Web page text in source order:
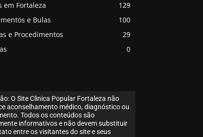
em Fortaleza
129
e Bulas
100
e Procedimentos
29
0
O Site Clinica Popular Fortaleza não
aconselhamento médico, diagnóstico ou
Todos os conteúdos são
informativos e não devem substituir
entre os visitantes do site e seus